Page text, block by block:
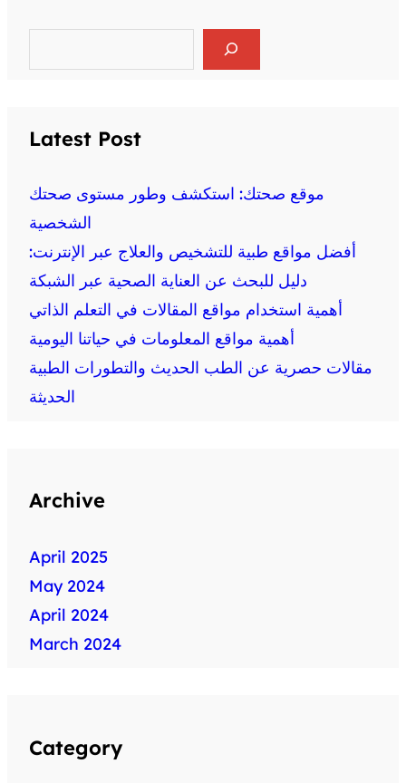
a
Latest Post
موقع صحتك: استكشف وطور مستوى صحتك
الشخصية
أفضل مواقع طبية للتشخيص والعلاج عبر الإنترنت:
دليل للبحث عن العناية الصحية عبر الشبكة
أهمية استخدام مواقع المقالات في التعلم الذاتي
أهمية مواقع المعلومات في حياتنا اليومية
مقالات حصرية عن الطب الحديث والتطورات الطبية
الحديثة
Archive
April 2025
May 2024
April 2024
March 2024
Category